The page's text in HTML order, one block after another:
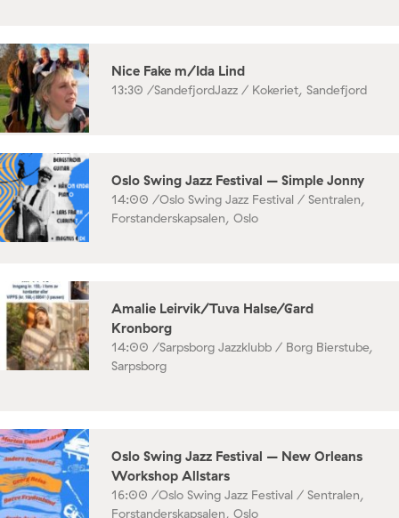
Nice Fake m/Ida Lind
13:30 /SandefjordJazz / Kokeriet, Sandefjord
Oslo Swing Jazz Festival – Simple Jonny
14:00 /Oslo Swing Jazz Festival / Sentralen,
Forstanderskapsalen, Oslo
Amalie Leirvik/Tuva Halse/Gard
Kronborg
14:00 /Sarpsborg Jazzklubb / Borg Bierstube,
Sarpsborg
Oslo Swing Jazz Festival – New Orleans
Workshop Allstars
16:00 /Oslo Swing Jazz Festival / Sentralen,
Forstanderskapsalen, Oslo